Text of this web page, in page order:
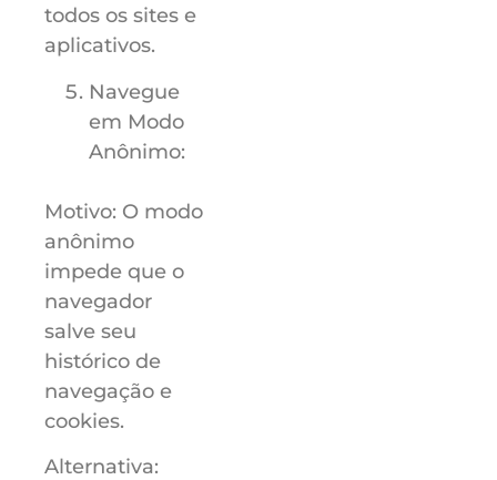
todos os sites e
aplicativos.
Navegue
em Modo
Anônimo:
Motivo: O modo
anônimo
impede que o
navegador
salve seu
histórico de
navegação e
cookies.
Alternativa: